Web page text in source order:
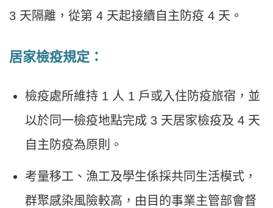
3 天隔離，從第 4 天起接續自主防疫 4 天。
居家檢疫規定：
檢疫處所維持 1 人 1 戶或入住防疫旅宿，並
以於同一檢疫地點完成 3 天居家檢疫及 4 天
自主防疫為原則。
考量移工、漁工及學生係採共同生活模式，
群聚感染風險較高，由目的事業主管部會督